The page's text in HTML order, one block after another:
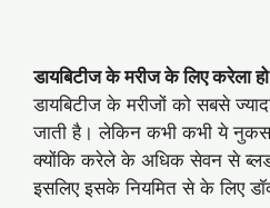
डायबिटीज के मरीज के लिए करेला
डायबिटीज के मरीजों को सबसे
जाती है। लेकिन कभी कभी ये
क्योंकि करेले के अधिक सेवन से
इसलिए इसके नियमित से के लिए